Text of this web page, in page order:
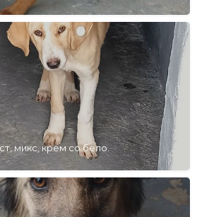
микс, крем со бело.